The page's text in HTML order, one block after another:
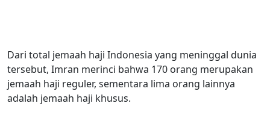
Dari total jemaah haji Indonesia yang meninggal dunia
tersebut, Imran merinci bahwa 170 orang merupakan
jemaah haji reguler, sementara lima orang lainnya
adalah jemaah haji khusus.